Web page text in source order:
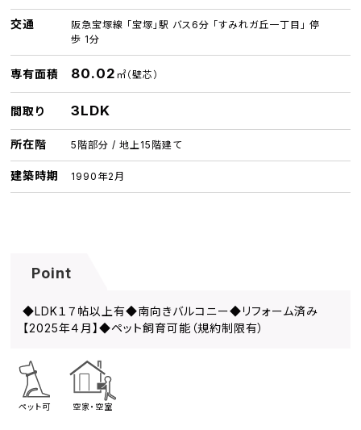
交通
阪急宝塚線 「宝塚」駅 バス6分 「すみれガ丘一丁目」 停
歩 1分
専有面積 80.02 ㎡（壁芯）
間取り 3LDK
所在階 5階部分 / 地上15階建て
建築時期 1990年2月
Point
◆LDK１７帖以上有◆南向きバルコニー◆リフォーム済み
【2025年４月】◆ペット飼育可能（規約制限有）
ペット可 空家・空室